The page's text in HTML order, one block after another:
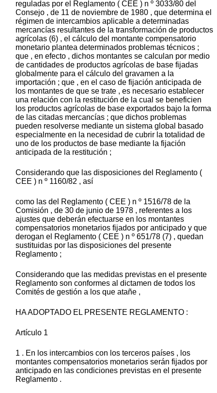
reguladas por el Reglamento ( CEE ) n º 3033/80 del
Consejo , de 11 de noviembre de 1980 , que determina el
régimen de intercambios aplicable a determinadas
mercancías resultantes de la transformación de productos
agrícolas (6) , el cálculo del montante compensatorio
monetario plantea determinados problemas técnicos ;
que , en efecto , dichos montantes se calculan por medio
de cantidades de productos agrícolas de base fijadas
globalmente para el cálculo del gravamen a la
importación ; que , en el caso de fijación anticipada de
los montantes de que se trate , es necesario establecer
una relación con la restitución de la cual se beneficien
los productos agrícolas de base exportados bajo la forma
de las citadas mercancías ; que dichos problemas
pueden resolverse mediante un sistema global basado
especialmente en la necesidad de cubrir la totalidad de
uno de los productos de base mediante la fijación
anticipada de la restitución ;
Considerando que las disposiciones del Reglamento (
CEE ) n º 1160/82 , así
como las del Reglamento ( CEE ) n º 1516/78 de la
Comisión , de 30 de junio de 1978 , referentes a los
ajustes que deberán efectuarse en los montantes
compensatorios monetarios fijados por anticipado y que
derogan el Reglamento ( CEE ) n º 651/78 (7) , quedan
sustituidas por las disposiciones del presente
Reglamento ;
Considerando que las medidas previstas en el presente
Reglamento son conformes al dictamen de todos los
Comités de gestión a los que atañe ,
HA ADOPTADO EL PRESENTE REGLAMENTO :
Artículo 1
1 . En los intercambios con los terceros países , los
montantes compensatorios monetarios serán fijados por
anticipado en las condiciones previstas en el presente
Reglamento .